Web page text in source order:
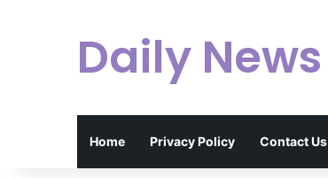
Daily News
Home Privacy Policy Contact Us